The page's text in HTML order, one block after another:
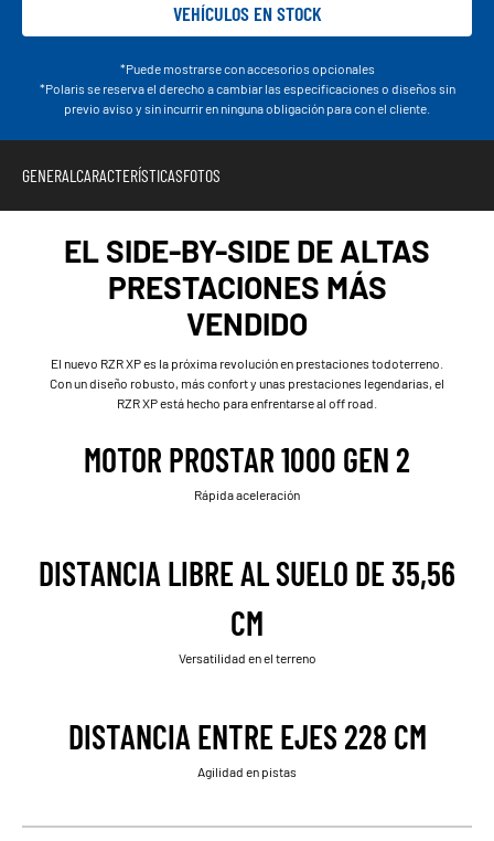
VEHÍCULOS EN STOCK
*Puede mostrarse con accesorios opcionales
*Polaris se reserva el derecho a cambiar las especificaciones o diseños sin
previo aviso y sin incurrir en ninguna obligación para con el cliente.
GENERALCARACTERÍSTICASFOTOS
EL SIDE-BY-SIDE DE ALTAS
PRESTACIONES MÁS
VENDIDO
El nuevo RZR XP es la próxima revolución en prestaciones todoterreno.
Con un diseño robusto, más confort y unas prestaciones legendarias, el
RZR XP está hecho para enfrentarse al off road.
MOTOR PROSTAR 1000 GEN 2
Rápida aceleración
DISTANCIA LIBRE AL SUELO DE 35,56
CM
Versatilidad en el terreno
DISTANCIA ENTRE EJES 228 CM
Agilidad en pistas